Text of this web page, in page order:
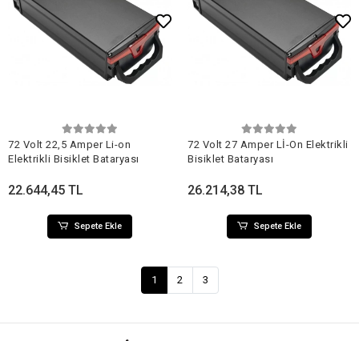
72 Volt 22,5 Amper Li-on
Elektrikli Bisiklet Bataryası
22.644,45 TL
Sepete Ekle
72 Volt 27 Amper Lİ-On Elektrikli
Bisiklet Bataryası
26.214,38 TL
Sepete Ekle
1 2 3